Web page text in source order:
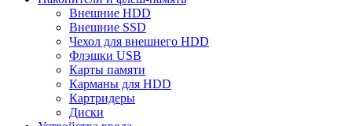
Внешние HDD
Внешние SSD
Чехол для внешнего HDD
Флэшки USB
Карты памяти
Карманы для HDD
Картридеры
Диски